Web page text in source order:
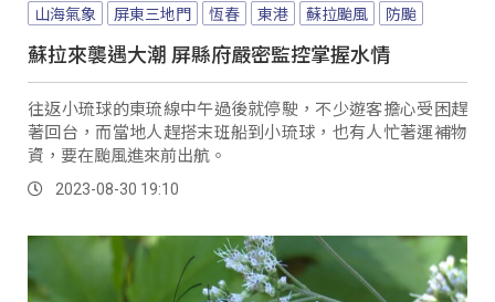
山海氣象 屏東三地門 恆春 東港 蘇拉颱風 防颱
蘇拉來襲遇大潮 屏縣府嚴密監控掌握水情
往返小琉球的東琉線中午過後就停駛，不少遊客擔心受困趕
著回台，而當地人趕搭末班船到小琉球，也有人忙著運補物
資，要在颱風進來前出航。
2023-08-30 19:10